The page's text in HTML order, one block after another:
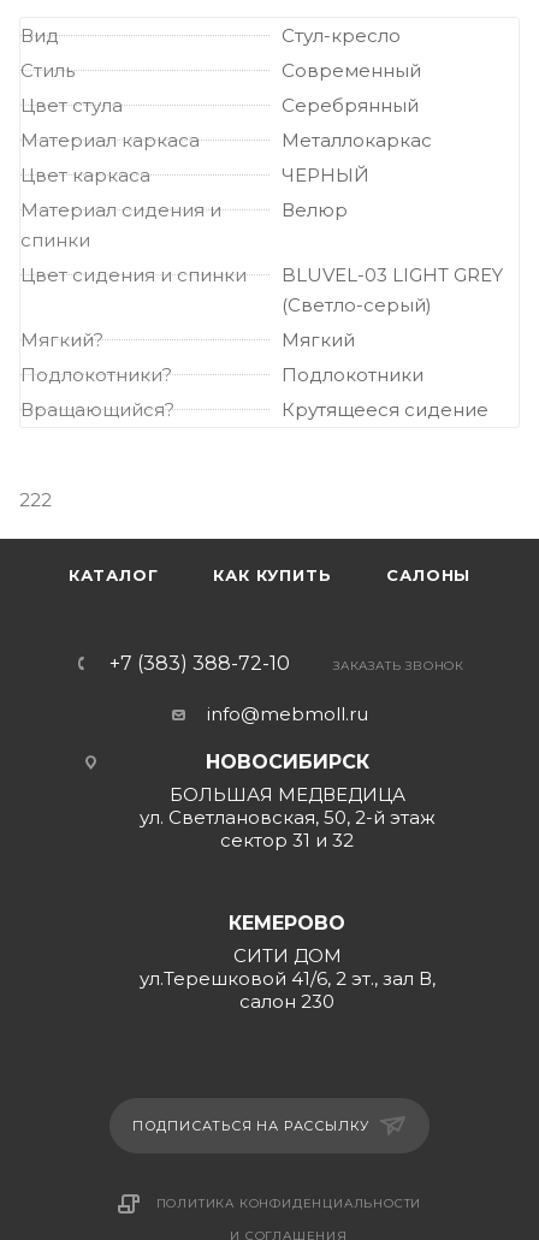
Вид
Стул-кресло
Стиль
Современный
Цвет стула
Серебрянный
Материал каркаса
Металлокаркас
Цвет каркаса
ЧЕРНЫЙ
Материал сидения и
спинки
Велюр
Цвет сидения и спинки
BLUVEL-03 LIGHT GREY
(Светло-серый)
Мягкий?
Мягкий
Подлокотники?
Подлокотники
Вращающийся?
Крутящееся сидение
222
КАТАЛОГ КАК КУПИТЬ САЛОНЫ
+7 (383) 388-72-10 ЗАКАЗАТЬ ЗВОНОК
info@mebmoll.ru
НОВОСИБИРСК
БОЛЬШАЯ МЕДВЕДИЦА
ул. Светлановская, 50, 2-й этаж
сектор 31 и 32
КЕМЕРОВО
СИТИ ДОМ
ул.Терешковой 41/6, 2 эт., зал В,
салон 230
ПОДПИСАТЬСЯ НА РАССЫЛКУ
ПОЛИТИКА КОНФИДЕНЦИАЛЬНОСТИ
И СОГЛАШЕНИЯ